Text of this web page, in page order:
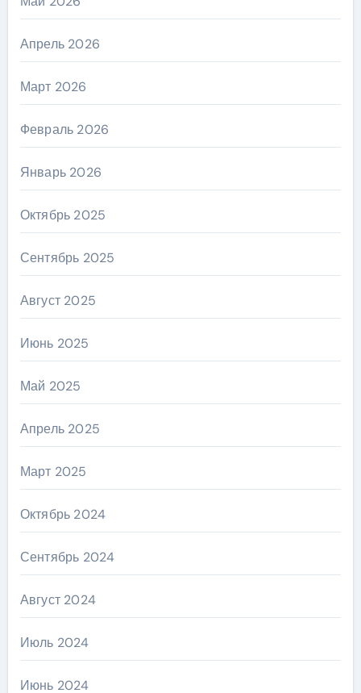
Апрель 2026
Март 2026
Февраль 2026
Январь 2026
Октябрь 2025
Сентябрь 2025
Август 2025
Июнь 2025
Май 2025
Апрель 2025
Март 2025
Октябрь 2024
Сентябрь 2024
Август 2024
Июль 2024
Июнь 2024